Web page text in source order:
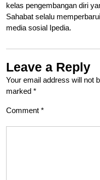
kelas pengembangan diri
Sahabat selalu
media sosial Ipedia.
Leave a Reply
Your email address will not
marked *
Comment *